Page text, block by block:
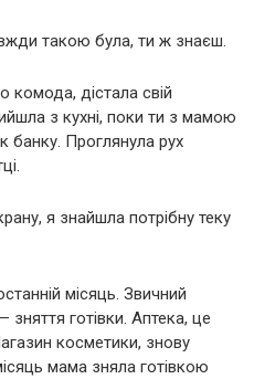
такою була, ти ж знаєш.
дістала свій
з кухні, поки ти з мамою
банку. Проглянула рух
я знайшла потрібну теку
місяць. Звичний
готівки. Аптека, це
косметики, знову
мама зняла готівкою